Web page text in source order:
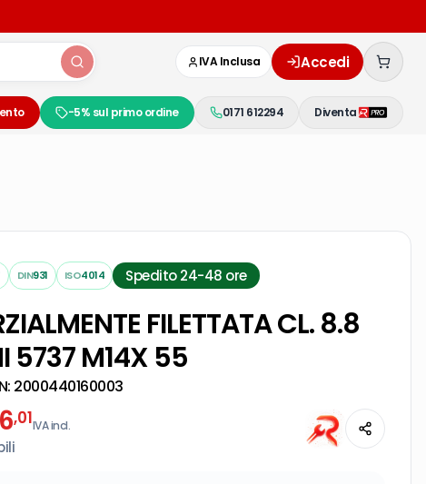
IVA Inclusa Accedi
-5% sul primo ordine 0171 612294 Diventa
DIN931 ISO4014 Spedito 24-48 ore
FILETTATA CL. 8.8
5737 M14X 55
2000440160003
,01IVA incl.